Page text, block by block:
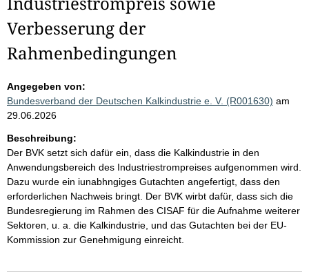
Verbesserung der
Rahmenbedingungen
Angegeben von:
Bundesverband der Deutschen Kalkindustrie e. V. (R001630) am
29.06.2026
Beschreibung:
Der BVK setzt sich dafür ein, dass die Kalkindustrie in den
Anwendungsbereich des Industriestrompreises aufgenommen wird.
Dazu wurde ein iunabhngiges Gutachten angefertigt, dass den
erforderlichen Nachweis bringt. Der BVK wirbt dafür, dass sich die
Bundesregierung im Rahmen des CISAF für die Aufnahme weiterer
Sektoren, u. a. die Kalkindustrie, und das Gutachten bei der EU-
Kommission zur Genehmigung einreicht.